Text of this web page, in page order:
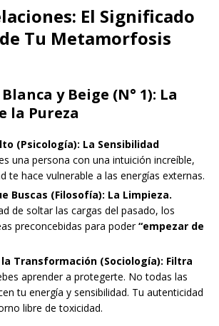
El Significado
Tu Metamorfosis
y Beige (N° 1): La
la Pureza
(Psicología): La Sensibilidad
una persona con una intuición increíble,
te hace vulnerable a las energías externas.
Buscas (Filosofía): La Limpieza.
de soltar las cargas del pasado, los
preconcebidas para poder“empezar de
la Transformación (Sociología): Filtra
aprender a protegerte. No todas las
tu energía y sensibilidad. Tu autenticidad
libre de toxicidad.